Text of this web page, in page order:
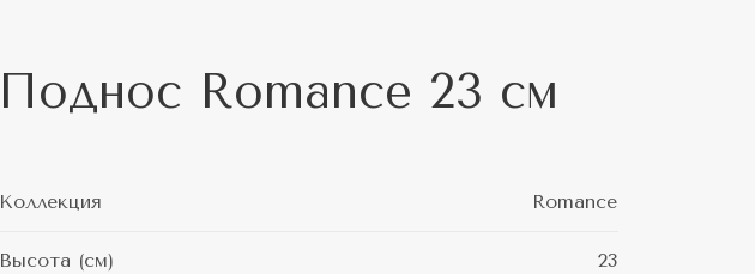
Поднос Romance 23 см
Коллекция Romance
Высота (см) 23